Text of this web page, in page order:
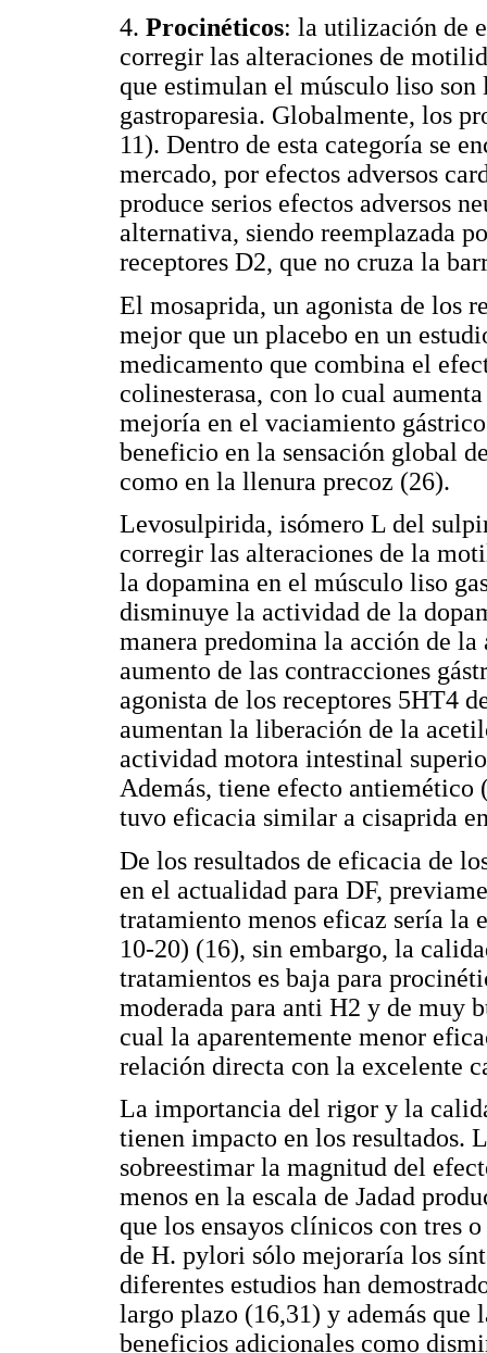
4. Procinéticos: la utilización de
corregir las alteraciones de
que estimulan el músculo liso
gastroparesia. Globalmente, los
11). Dentro de esta categoría se
mercado, por efectos adversos
produce serios efectos adversos
alternativa, siendo reemplazada
receptores D2, que no cruza la
El mosaprida, un agonista de los
mejor que un placebo en un
medicamento que combina el
colinesterasa, con lo cual
mejoría en el vaciamiento
beneficio en la sensación global
como en la llenura precoz (26).
Levosulpirida, isómero L del
corregir las alteraciones de la
la dopamina en el músculo liso
disminuye la actividad de la
manera predomina la acción de
aumento de las contracciones
agonista de los receptores 5HT4
aumentan la liberación de la
actividad motora intestinal
Además, tiene efecto
tuvo eficacia similar a cisaprida
De los resultados de eficacia de
en el actualidad para DF,
tratamiento menos eficaz sería
10-20) (16), sin embargo, la
tratamientos es baja para
moderada para anti H2 y de muy
cual la aparentemente menor
relación directa con la excelente
La importancia del rigor y la
tienen impacto en los resultados.
sobreestimar la magnitud del
menos en la escala de Jadad
que los ensayos clínicos con tres
de H. pylori sólo mejoraría los
diferentes estudios han
largo plazo (16,31) y además
beneficios adicionales como